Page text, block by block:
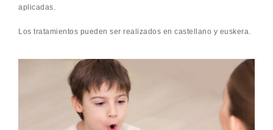
aplicadas.
Los tratamientos pueden ser realizados en castellano y euskera.